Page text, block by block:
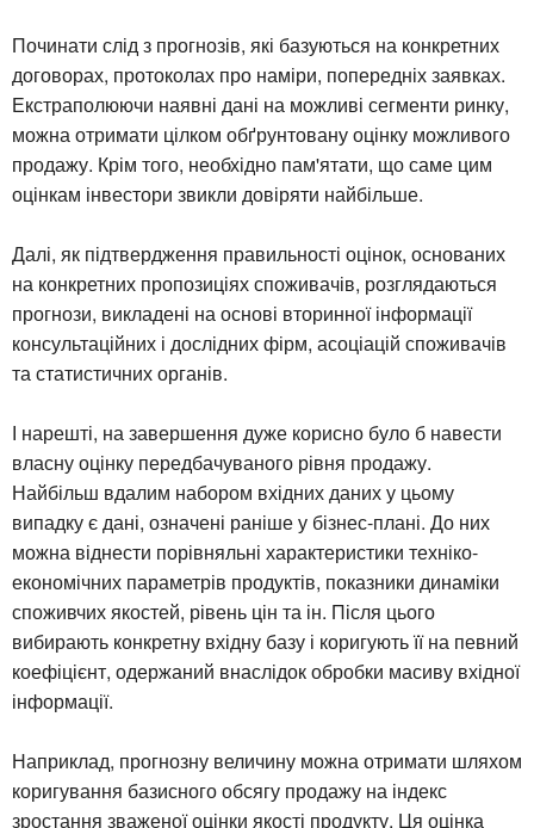
Починати слід з прогнозів, які базуються на конкретних
договорах, протоколах про наміри, попередніх заявках.
Екстраполюючи наявні дані на можливі сегменти ринку,
можна отримати цілком обґрунтовану оцінку можливого
продажу. Крім того, необхідно пам'ятати, що саме цим
оцінкам інвестори звикли довіряти найбільше.
Далі, як підтвердження правильності оцінок, основаних
на конкретних пропозиціях споживачів, розглядаються
прогнози, викладені на основі вторинної інформації
консультаційних і дослідних фірм, асоціацій споживачів
та статистичних органів.
І нарешті, на завершення дуже корисно було б навести
власну оцінку передбачуваного рівня продажу.
Найбільш вдалим набором вхідних даних у цьому
випадку є дані, означені раніше у бізнес-плані. До них
можна віднести порівняльні характеристики техніко-
економічних параметрів продуктів, показники динаміки
споживчих якостей, рівень цін та ін. Після цього
вибирають конкретну вхідну базу і коригують її на певний
коефіцієнт, одержаний внаслідок обробки масиву вхідної
інформації.
Наприклад, прогнозну величину можна отримати шляхом
коригування базисного обсягу продажу на індекс
зростання зваженої оцінки якості продукту. Ця оцінка